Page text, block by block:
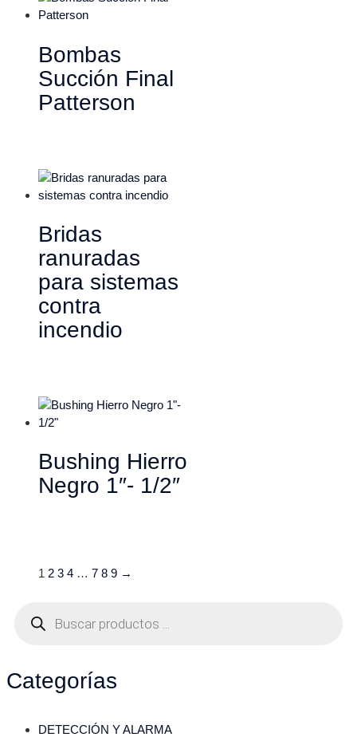
Bombas
Succión Final
Patterson
Bridas
ranuradas
para sistemas
contra
incendio
Bushing Hierro
Negro 1″- 1/2″
1 2 3 4 … 7 8 9 →
Categorías
DETECCIÓN Y ALARMA